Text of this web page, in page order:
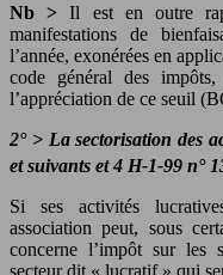
Nb >Il est en outre
manifestations de
l’année, exonérées en
code général des
l’appréciation de ce seuil
2° >La sectorisation des
et suivants et 4 H-1-99 n°
Si ses activités
association peut, sous
concerne l’impôt sur les